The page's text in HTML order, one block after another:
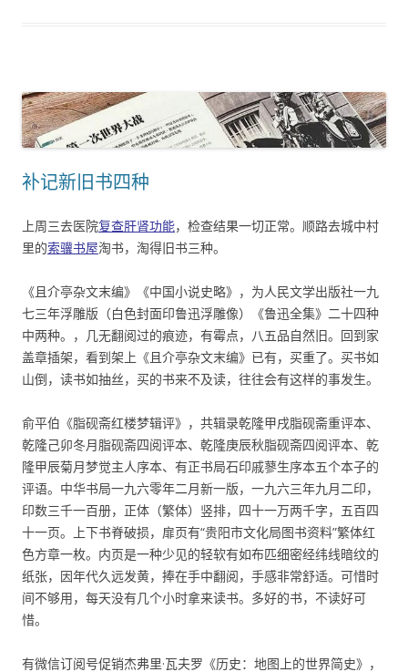
补记新旧书四种
上周三去医院复查肝肾功能，检查结果一切正常。顺路去城中村
里的索骥书屋淘书，淘得旧书三种。
《且介亭杂文末编》《中国小说史略》，为人民文学出版社一九
七三年浮雕版（白色封面印鲁迅浮雕像）《鲁迅全集》二十四种
中两种。，几无翻阅过的痕迹，有霉点，八五品自然旧。回到家
盖章插架，看到架上《且介亭杂文末编》已有，买重了。买书如
山倒，读书如抽丝，买的书来不及读，往往会有这样的事发生。
俞平伯《脂砚斋红楼梦辑评》，共辑录乾隆甲戌脂砚斋重评本、
乾隆己卯冬月脂砚斋四阅评本、乾隆庚辰秋脂砚斋四阅评本、乾
隆甲辰菊月梦觉主人序本、有正书局石印戚蓼生序本五个本子的
评语。中华书局一九六零年二月新一版，一九六三年九月二印，
印数三千一百册，正体（繁体）竖排，四十一万两千字，五百四
十一页。上下书脊破损，扉页有“贵阳市文化局图书资料”繁体红
色方章一枚。内页是一种少见的轻软有如布匹细密经纬线暗纹的
纸张，因年代久远发黄，捧在手中翻阅，手感非常舒适。可惜时
间不够用，每天没有几个小时拿来读书。多好的书，不读好可
惜。
有微信订阅号促销杰弗里·瓦夫罗《历史：地图上的世界简史》，